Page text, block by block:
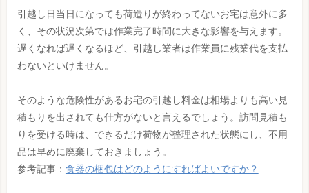
引越し日当日になっても荷造りが終わってないお宅は意外に多
く、その状況次第では作業完了時間に大きな影響を与えます。
遅くなれば遅くなるほど、引越し業者は作業員に残業代を支払
わないといけません。
そのような危険性があるお宅の引越し料金は相場よりも高い見
積もりを出されても仕方がないと言えるでしょう。訪問見積も
りを受ける時は、できるだけ荷物が整理された状態にし、不用
品は早めに廃棄しておきましょう。
参考記事： 食器の梱包はどのようにすればよいですか？